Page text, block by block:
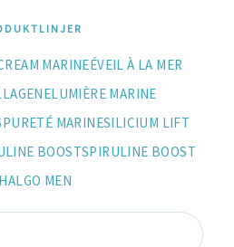
MARINEÉVEIL À LA MER
LUMIÈRE MARINE
PURETÉ MARINESILICIUM LIFT
BOOSTSPIRULINE BOOST
MEN